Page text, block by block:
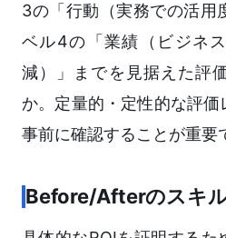
3の「行動（実務での活用
ベル4の「業績（ビジネ
減）」までを見据えた評
か。定量的・定性的な評価
事前に確認することが重要
Before/Afterのスキ